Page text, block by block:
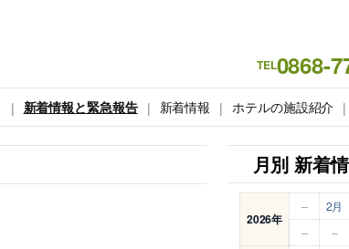
TEL0868-
新着情報と緊急報告 新着情報 ホテルの施設紹介
月別 新着
2026年
– 2月
–
–